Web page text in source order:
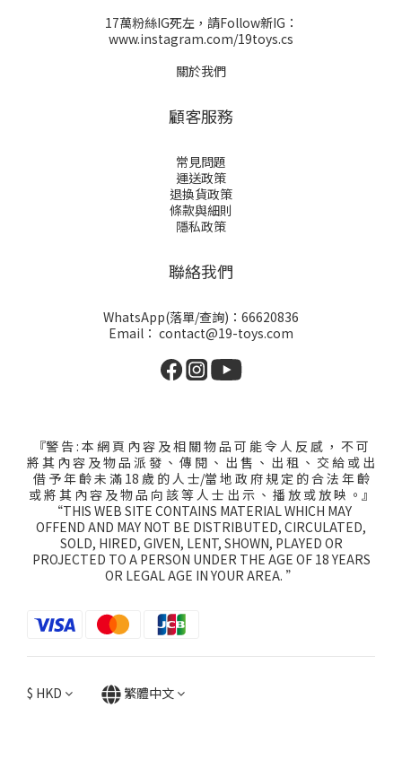
17萬粉絲IG死左，請Follow新IG：
www.instagram.com/19toys.cs
關於我們
顧客服務
常見問題
運送政策
退換貨政策
條款與細則
隱私政策
聯絡我們
WhatsApp(落單/查詢)：66620836
Email： contact@19-toys.com
『警 告 : 本 網 頁 內 容 及 相 關 物 品 可 能 令 人 反 感 ， 不 可
將 其 內 容 及 物 品 派 發 、 傳 閱 、 出 售 、 出 租 、 交 給 或 出
借 予 年 齡 未 滿 18 歲 的 人 士/當 地 政 府 規 定 的 合 法 年 齡
或 將 其 內 容 及 物 品 向 該 等 人 士 出 示 、 播 放 或 放 映 。』
“THIS WEB SITE CONTAINS MATERIAL WHICH MAY
OFFEND AND MAY NOT BE DISTRIBUTED, CIRCULATED,
SOLD, HIRED, GIVEN, LENT, SHOWN, PLAYED OR
PROJECTED TO A PERSON UNDER THE AGE OF 18 YEARS
OR LEGAL AGE IN YOUR AREA. ”
$ HKD 繁體中文